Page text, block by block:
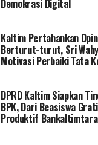
Demokrasi Digital
Kaltim Pertahankan
Berturut-turut, Sri
Motivasi Perbaiki Tata
DPRD Kaltim Siapkan
BPK, Dari Beasiswa
Produktif Bankaltimtara